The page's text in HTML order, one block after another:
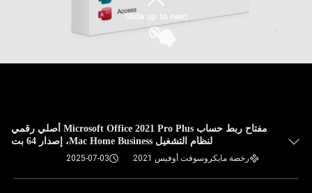
مفتاح ربط حساب Microsoft Office 2021 Pro Plus أصلي رقمي
لنظام التشغيل Mac Home Business، إصدار 64 بت
رخصة مايكروسوفت أوفيس 2021 2025-07-03